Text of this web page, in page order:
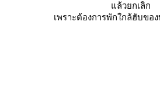
ล้วยกเลิก
เพราะต้องการพักใกล้ฮับขอ